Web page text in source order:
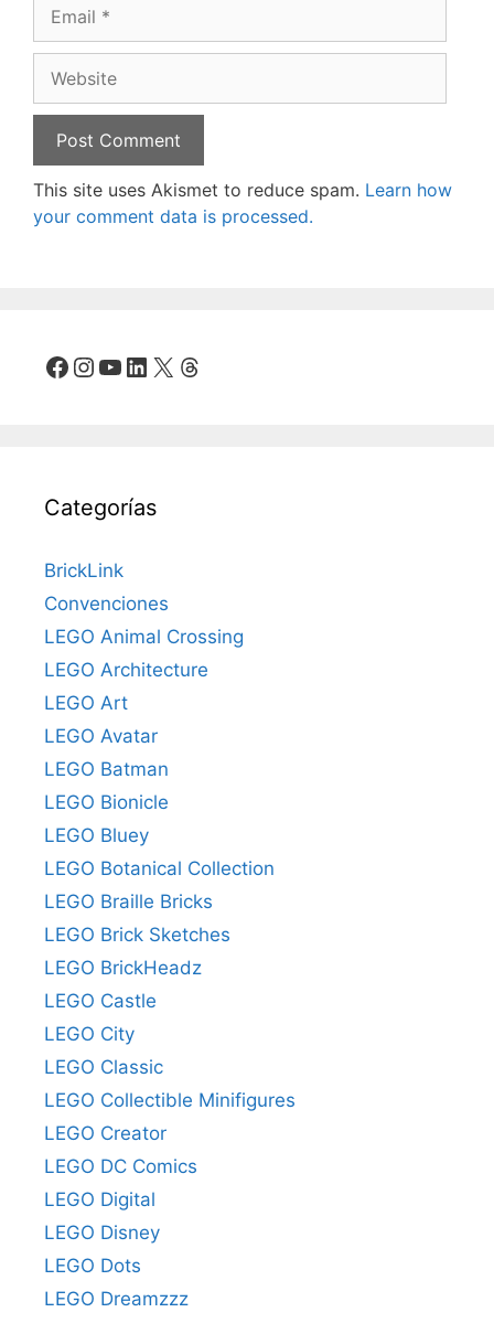
This site uses Akismet to reduce spam. Learn how
your comment data is processed.
Facebook
Instagram
YouTube
LinkedIn
X Threads
Categorías
BrickLink
Convenciones
LEGO Animal Crossing
LEGO Architecture
LEGO Art
LEGO Avatar
LEGO Batman
LEGO Bionicle
LEGO Bluey
LEGO Botanical Collection
LEGO Braille Bricks
LEGO Brick Sketches
LEGO BrickHeadz
LEGO Castle
LEGO City
LEGO Classic
LEGO Collectible Minifigures
LEGO Creator
LEGO DC Comics
LEGO Digital
LEGO Disney
LEGO Dots
LEGO Dreamzzz